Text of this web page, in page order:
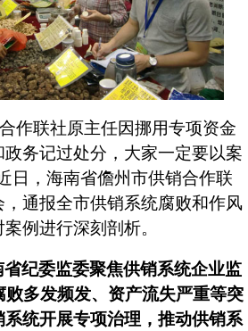
海汽
环岛
海旅
海汽
海汽
海汽
作联社原主任因挪用专项资金
务记过处分，大家一定要以案
日，海南省儋州市供销合作联
通报全市供销系统腐败和作风
例进行深刻剖析。
纪委监委聚焦供销系统企业监
败多发频发、资产流失严重等突
统开展专项治理，推动供销系